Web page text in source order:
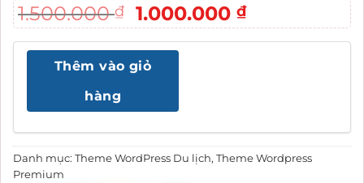
1.500.000₫
Giá
gốc
là:
1.500.000 ₫.
1.000.000₫Giá
hiện
Thêm vào giỏ
hàng
Danh mục: Theme WordPress Du lịch, Theme Wordpress
Premium